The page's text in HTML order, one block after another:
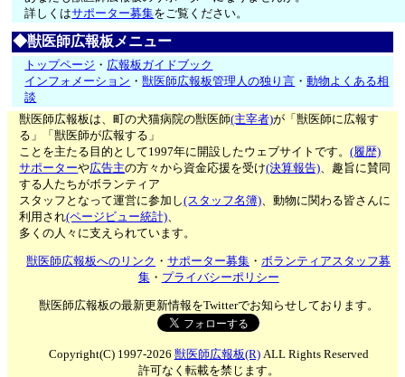
詳しくはサポーター募集をご覧ください。
◆獣医師広報板メニュー
トップページ ・ 広報板ガイドブック
インフォメーション ・獣医師広報板管理人の独り言 ・動物よくある相
談
獣医師広報板は、町の犬猫病院の獣医師(主宰者)が「獣医師に広報す
る」「獣医師が広報する」
ことを主たる目的として1997年に開設したウェブサイトです。(履歴)
サポーターや広告主の方々から資金応援を受け(決算報告)、趣旨に賛同
する人たちがボランティア
スタッフとなって運営に参加し(スタッフ名簿)、動物に関わる皆さんに
利用され(ページビュー統計)、
多くの人々に支えられています。
獣医師広報板へのリンク ・サポーター募集 ・ボランティアスタッフ募
集・ プライバシーポリシー
獣医師広報板の最新更新情報をTwitterでお知らせしております。
Copyright(C) 1997-2026 獣医師広報板(R)ALL Rights Reserved
許可なく転載を禁じます。